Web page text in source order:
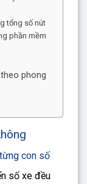
tổng số nút
phần mềm
phong
con số
số xe đều